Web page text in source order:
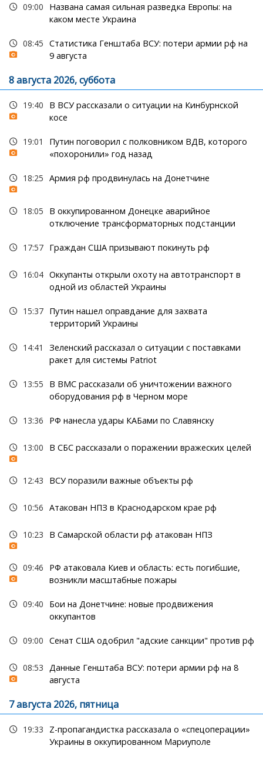
09:00
Названа самая сильная разведка Европы: на
каком месте Украина
08:45 Статистика Генштаба ВСУ: потери армии рф на
9 августа
8 августа 2026, суббота
19:40
В ВСУ рассказали о ситуации на Кинбурнской
косе
19:01
Путин поговорил с полковником ВДВ, которого
«похоронили» год назад
18:25 Армия рф продвинулась на Донетчине
18:05
В оккупированном Донецке аварийное
отключение трансформаторных подстанции
17:57 Граждан США призывают покинуть рф
16:04 Оккупанты открыли охоту на автотранспорт в
одной из областей Украины
15:37 Путин нашел оправдание для захвата
территорий Украины
14:41
Зеленский рассказал о ситуации с поставками
ракет для системы Patriot
13:55
В ВМС рассказали об уничтожении важного
оборудования рф в Черном море
13:36 РФ нанесла удары КАБами по Славянску
13:00 В СБС рассказали о поражении вражеских целей
12:43 ВСУ поразили важные объекты рф
10:56 Атакован НПЗ в Краснодарском крае рф
10:23 В Самарской области рф атакован НПЗ
09:46
РФ атаковала Киев и область: есть погибшие,
возникли масштабные пожары
09:40
Бои на Донетчине: новые продвижения
оккупантов
09:00 Сенат США одобрил "адские санкции" против рф
08:53
Данные Генштаба ВСУ: потери армии рф на 8
августа
7 августа 2026, пятница
19:33
Z-пропагандистка рассказала о «спецоперации»
Украины в оккупированном Мариуполе